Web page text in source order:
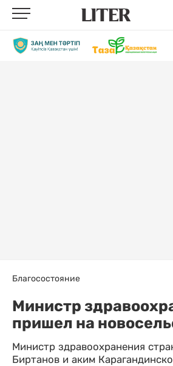
Благосостояние
Министр
пришел на
Министр здравоохранения
Биртанов и аким